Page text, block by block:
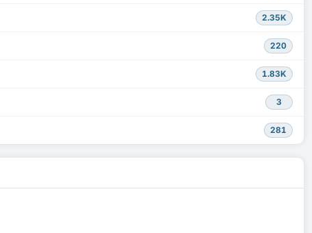
2.35K
220
1.83K
3
281